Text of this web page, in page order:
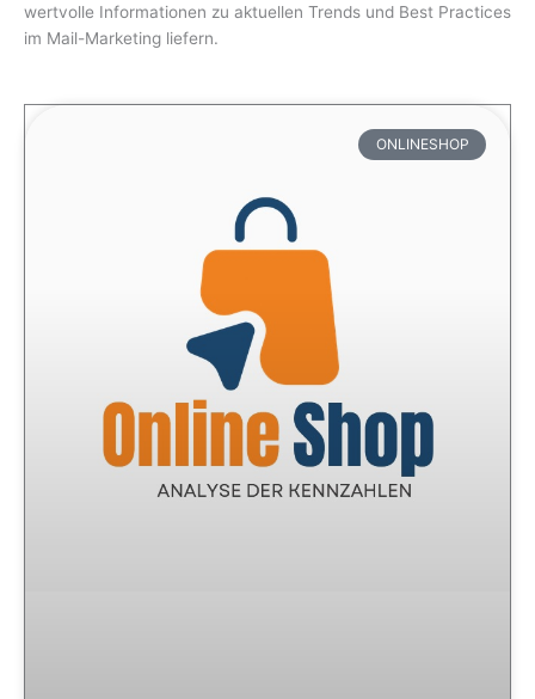
wertvolle Informationen zu aktuellen Trends und Best Practices
im Mail-Marketing liefern.
ONLINESHOP